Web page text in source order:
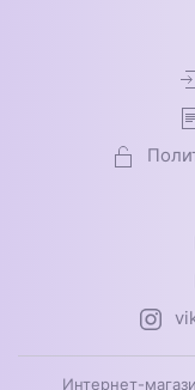
Интернет-